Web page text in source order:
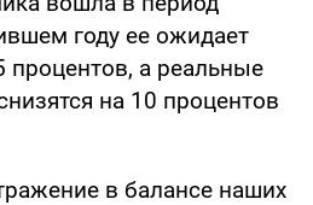
году ее ожидает
процентов, а реальные
на 10 процентов
в балансе наших